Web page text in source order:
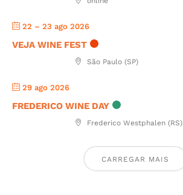
22 – 23 ago 2026
VEJA WINE FEST
São Paulo (SP)
29 ago 2026
FREDERICO WINE DAY
Frederico Westphalen (RS)
CARREGAR MAIS